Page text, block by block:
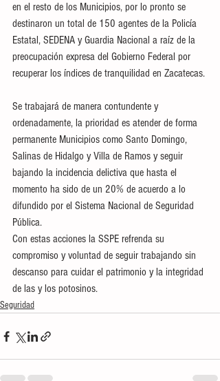
en el resto de los Municipios, por lo pronto se
destinaron un total de 150 agentes de la Policía
Estatal, SEDENA y Guardia Nacional a raíz de la
preocupación expresa del Gobierno Federal por
recuperar los índices de tranquilidad en Zacatecas.
Se trabajará de manera contundente y
ordenadamente, la prioridad es atender de forma
permanente Municipios como Santo Domingo,
Salinas de Hidalgo y Villa de Ramos y seguir
bajando la incidencia delictiva que hasta el
momento ha sido de un 20% de acuerdo a lo
difundido por el Sistema Nacional de Seguridad
Pública.
Con estas acciones la SSPE refrenda su
compromiso y voluntad de seguir trabajando sin
descanso para cuidar el patrimonio y la integridad
de las y los potosinos.
Seguridad